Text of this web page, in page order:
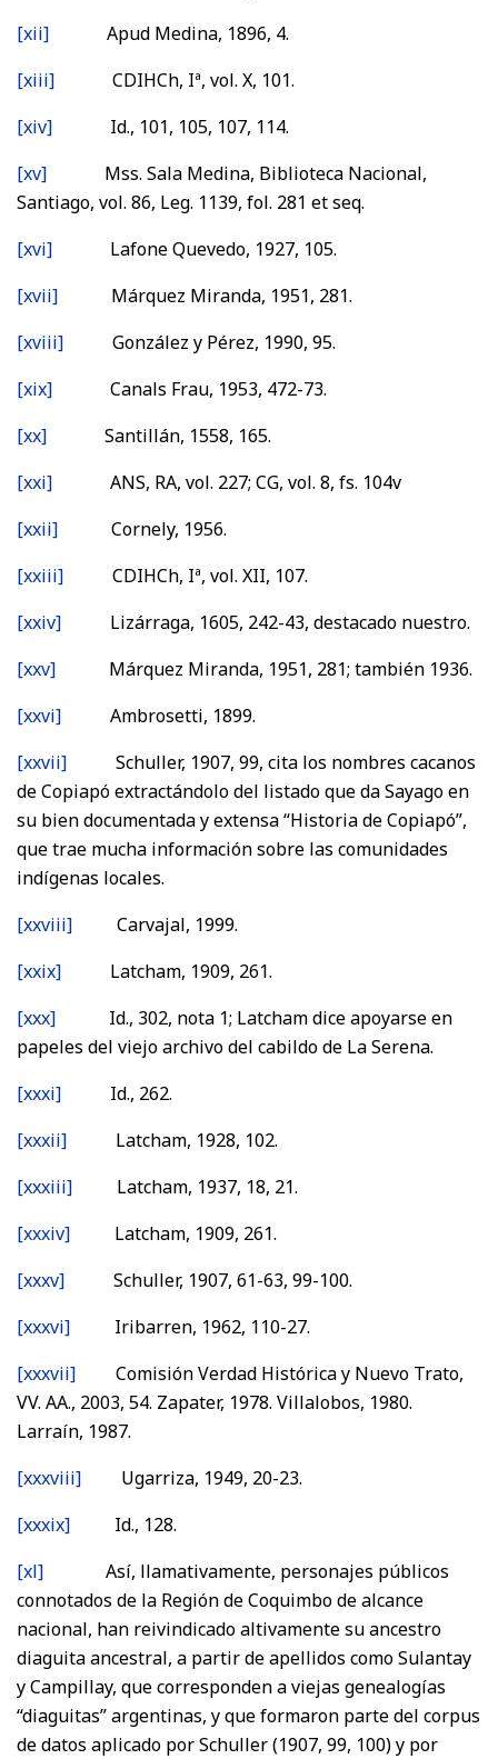
[xii] Apud Medina, 1896, 4.
[xiii] CDIHCh, Iª, vol. X, 101.
[xiv] Id., 101, 105, 107, 114.
[xv] Mss. Sala Medina, Biblioteca Nacional,
Santiago, vol. 86, Leg. 1139, fol. 281 et seq.
[xvi] Lafone Quevedo, 1927, 105.
[xvii] Márquez Miranda, 1951, 281.
[xviii] González y Pérez, 1990, 95.
[xix] Canals Frau, 1953, 472-73.
[xx] Santillán, 1558, 165.
[xxi] ANS, RA, vol. 227; CG, vol. 8, fs. 104v
[xxii] Cornely, 1956.
[xxiii] CDIHCh, Iª, vol. XII, 107.
[xxiv] Lizárraga, 1605, 242-43, destacado nuestro.
[xxv] Márquez Miranda, 1951, 281; también 1936.
[xxvi] Ambrosetti, 1899.
[xxvii] Schuller, 1907, 99, cita los nombres cacanos
de Copiapó extractándolo del listado que da Sayago en
su bien documentada y extensa “Historia de Copiapó”,
que trae mucha información sobre las comunidades
indígenas locales.
[xxviii] Carvajal, 1999.
[xxix] Latcham, 1909, 261.
[xxx] Id., 302, nota 1; Latcham dice apoyarse en
papeles del viejo archivo del cabildo de La Serena.
[xxxi] Id., 262.
[xxxii] Latcham, 1928, 102.
[xxxiii] Latcham, 1937, 18, 21.
[xxxiv] Latcham, 1909, 261.
[xxxv] Schuller, 1907, 61-63, 99-100.
[xxxvi] Iribarren, 1962, 110-27.
[xxxvii] Comisión Verdad Histórica y Nuevo Trato,
VV. AA., 2003, 54. Zapater, 1978. Villalobos, 1980.
Larraín, 1987.
[xxxviii] Ugarriza, 1949, 20-23.
[xxxix] Id., 128.
[xl] Así, llamativamente, personajes públicos
connotados de la Región de Coquimbo de alcance
nacional, han reivindicado altivamente su ancestro
diaguita ancestral, a partir de apellidos como Sulantay
y Campillay, que corresponden a viejas genealogías
“diaguitas” argentinas, y que formaron parte del corpus
de datos aplicado por Schuller (1907, 99, 100) y por